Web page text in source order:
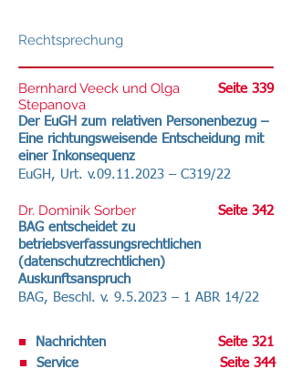
Rechtsprechung
Bernhard Veeck und Olga
Stepanova
Der EuGH zum relativen Personenbezug –
Eine richtungsweisende Entscheidung mit
einer Inkonsequenz
Seite 339
EuGH, Urt. v.09.11.2023 – C319/22
Dr. Dominik Sorber
BAG entscheidet zu
betriebsverfassungsrechtlichen
(datenschutzrechtlichen)
Auskunftsanspruch
Seite 342
BAG, Beschl. v. 9.5.2023 – 1 ABR 14/22
■
Nachrichten
■
Service
Seite 321
Seite 344